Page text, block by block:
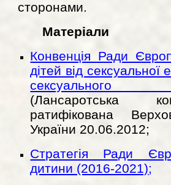
сторонами.
Матеріали
Конвенція Ради
дітей від сексуальної
сексуального
(Лансаротська
ратифікована
України 20.06.2012;
Стратегія Ради
дитини (2016-2021);